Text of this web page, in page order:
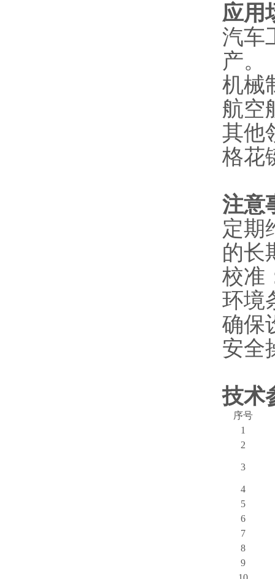
应用
汽车
产。
机械
航空
其他
格花
注意
定期
的长
校准
环境
确保
安全
技术
序号
1
2
3
4
5
6
7
8
9